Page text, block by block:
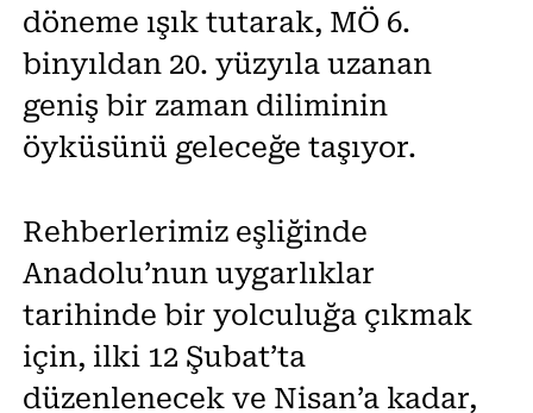
döneme ışık tutarak, MÖ 6.
binyıldan 20. yüzyıla uzanan
geniş bir zaman diliminin
öyküsünü geleceğe taşıyor.
Rehberlerimiz eşliğinde
Anadolu’nun uygarlıklar
tarihinde bir yolculuğa çıkmak
için, ilki 12 Şubat’ta
düzenlenecek ve Nisan’a kadar,